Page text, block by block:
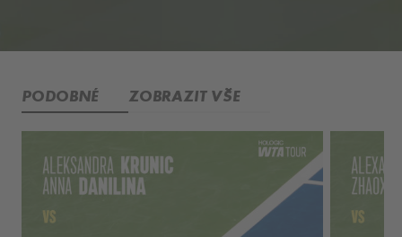
PODOBNÉ ZOBRAZIT VŠE